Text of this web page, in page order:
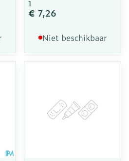
1
€ 7,26
Niet beschikbaar